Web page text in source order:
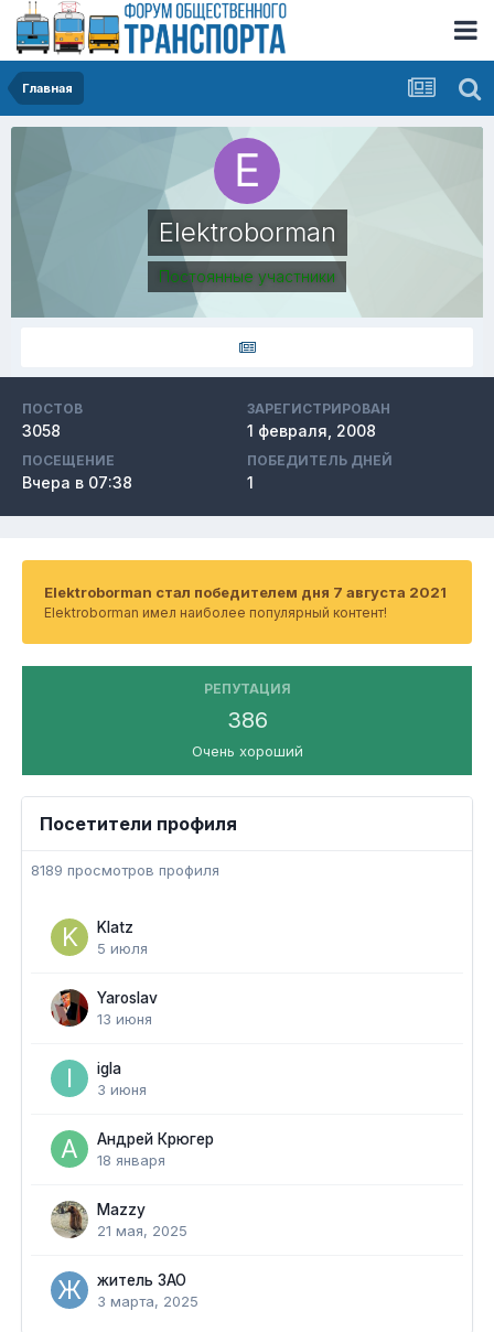
Главная
Elektroborman
Постоянные участники
ПОСТОВ
3058
ЗАРЕГИСТРИРОВАН
1 февраля, 2008
ПОСЕЩЕНИЕ
Вчера в 07:38
ПОБЕДИТЕЛЬ ДНЕЙ
1
Elektroborman стал победителем дня 7 августа 2021
Elektroborman имел наиболее популярный контент!
РЕПУТАЦИЯ
386
Очень хороший
Посетители профиля
8189 просмотров профиля
Klatz
5 июля
Yaroslav
13 июня
igla
3 июня
Андрей Крюгер
18 января
Mazzy
21 мая, 2025
житель ЗАО
3 марта, 2025